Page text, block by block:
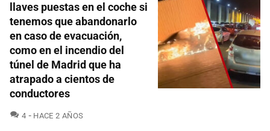
llaves puestas en el coche si
tenemos que abandonarlo
en caso de evacuación,
como en el incendio del
túnel de Madrid que ha
atrapado a cientos de
conductores
4 COMENTARIOS
HACE 2 AÑOS